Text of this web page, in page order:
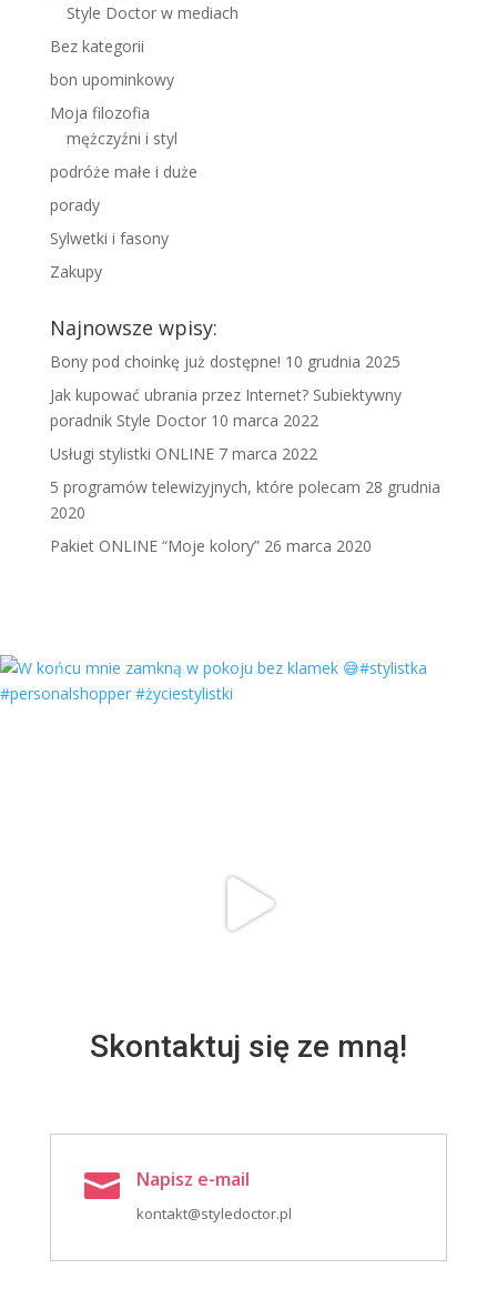
Style Doctor w mediach
Bez kategorii
bon upominkowy
Moja filozofia
mężczyźni i styl
podróże małe i duże
porady
Sylwetki i fasony
Zakupy
Najnowsze wpisy:
Bony pod choinkę już dostępne! 10 grudnia 2025
Jak kupować ubrania przez Internet? Subiektywny
poradnik Style Doctor 10 marca 2022
Usługi stylistki ONLINE 7 marca 2022
5 programów telewizyjnych, które polecam 28 grudnia
2020
Pakiet ONLINE “Moje kolory” 26 marca 2020
Skontaktuj się ze mną!
 Napisz e-mail
kontakt@styledoctor.pl